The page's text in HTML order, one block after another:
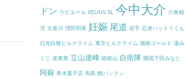
ドン ラピエール XELIUS SL 今中大介 六角精
児 古座川 増田明美 妊娠 尾道 岩手 忍者ハットリくん
日光白根ヒルクライム 東京ヒルクライム 湘南ゴールド 湯み
くじ 産業祭 立山連峰 箱根山 自衛隊 開国下田みなと
阿蘇 青木菓子店 馬島 鯉パックン